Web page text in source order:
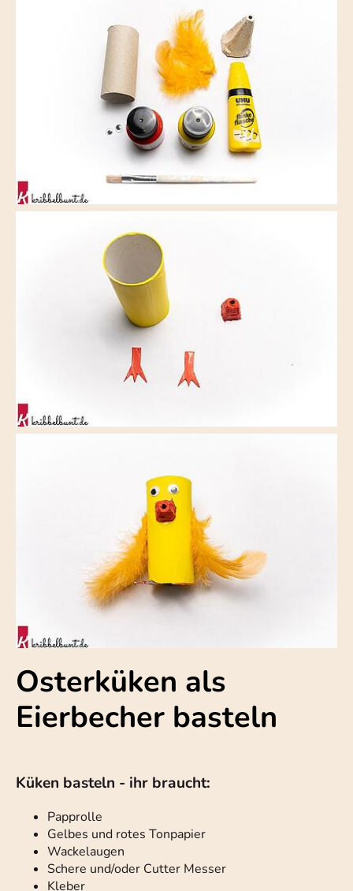
Osterküken als
Eierbecher basteln
Küken basteln - ihr braucht:
Papprolle
Gelbes und rotes Tonpapier
Wackelaugen
Schere und/oder Cutter Messer
Kleber